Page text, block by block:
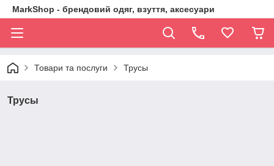
MarkShop - брендовий одяг, взуття, аксесуари
Товари та послуги Трусы
Трусы